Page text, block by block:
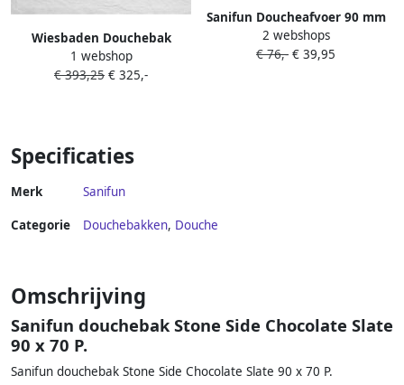
Wiesbaden Douchebak
Stonea Antislip Composiet
80x90x3 cm Inkortbaar Mat
1 webshop
€ 393,25 € 325,-
Sanifun Doucheafvoer 90 mm
chroom– geschikt voor
Stonea douchebakken
2 webshops
€ 76,- € 39,95
Specificaties
Merk Sanifun
Categorie Douchebakken, Douche
Omschrijving
Sanifun douchebak Stone Side Chocolate Slate
90 x 70 P.
Sanifun douchebak Stone Side Chocolate Slate 90 x 70 P.